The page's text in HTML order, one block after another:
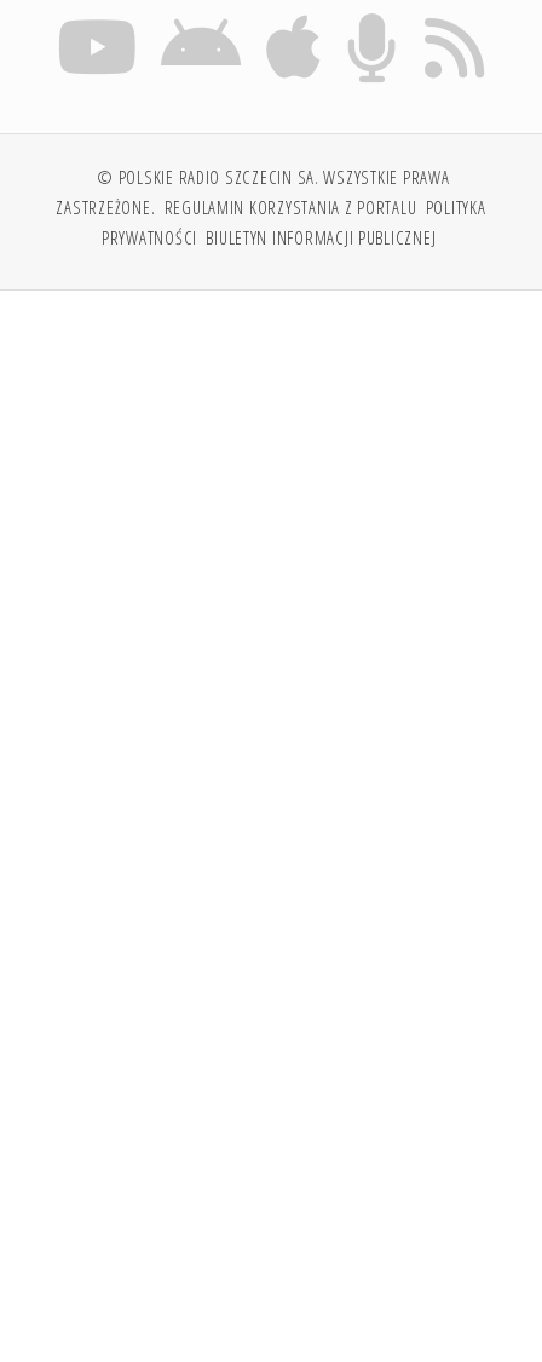
© POLSKIE RADIO SZCZECIN SA. WSZYSTKIE PRAWA
ZASTRZEŻONE. REGULAMIN KORZYSTANIA Z PORTALU POLITYKA
PRYWATNOŚCI BIULETYN INFORMACJI PUBLICZNEJ